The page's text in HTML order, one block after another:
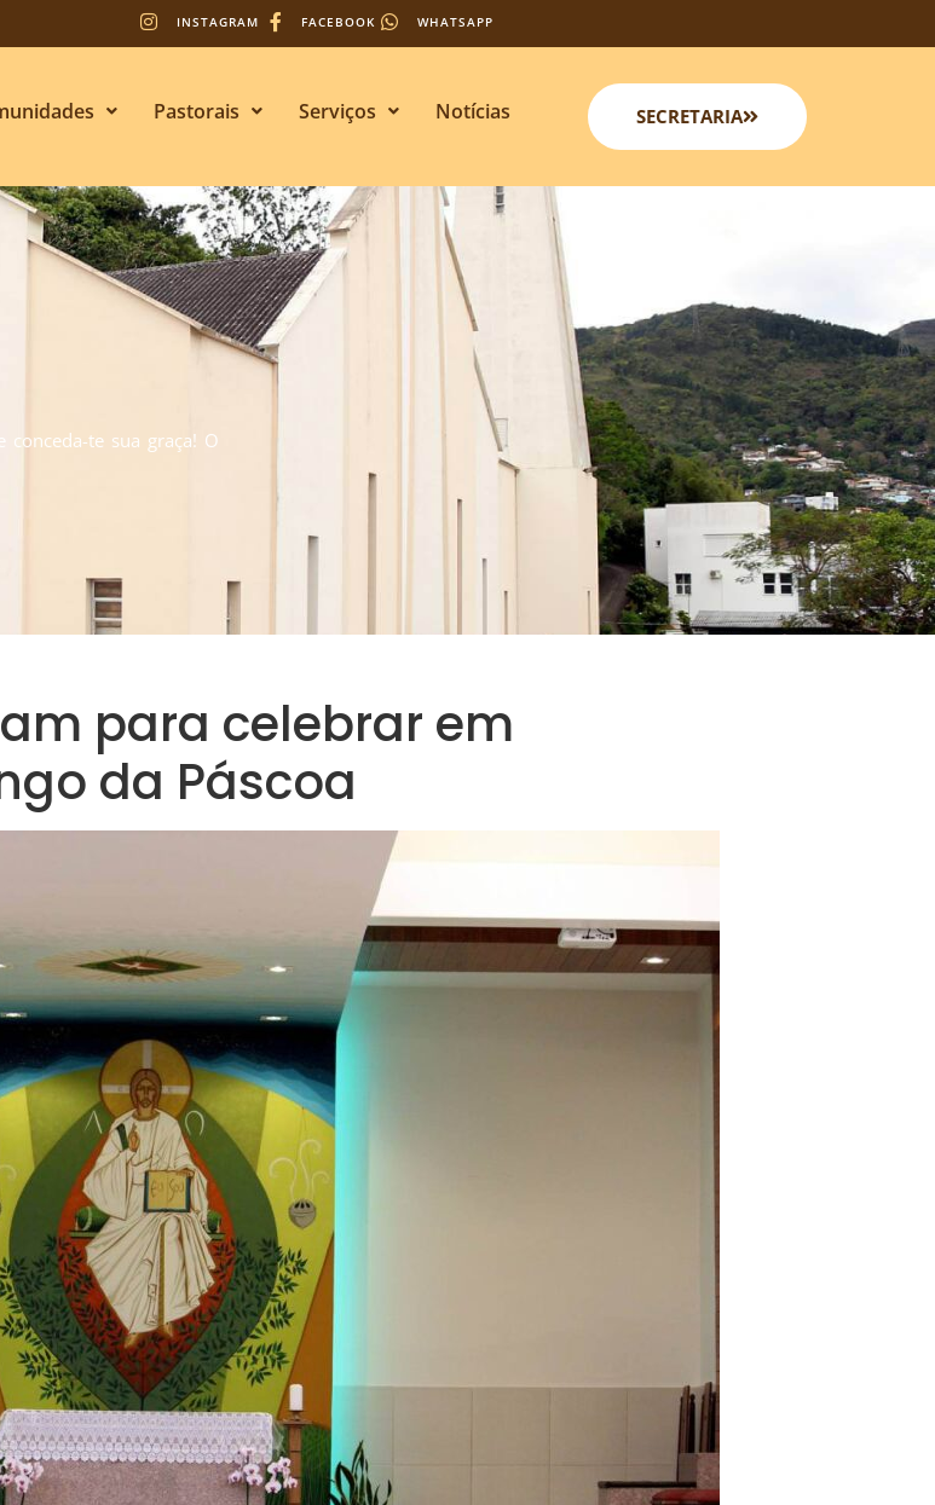
INSTAGRAM FACEBOOK WHATSAPP
Pastorais Serviços Notícias SECRETARIA
te sua graça! O
para celebrar em
da Páscoa